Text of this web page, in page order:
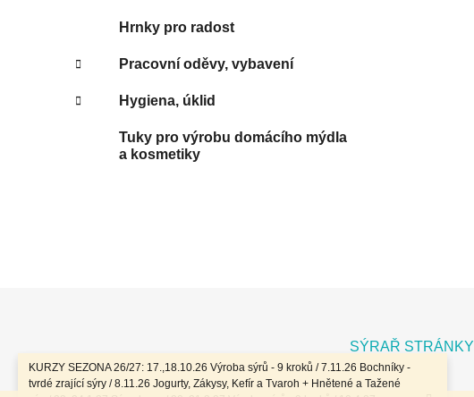
KURZY SEZONA 26/27: 17.,18.10.26 Výroba sýrů - 9 kroků / 7.11.26 Bochníky -
tvrdé zrající sýry / 8.11.26 Jogurty, Zákysy, Kefír a Tvaroh + Hnětené a Tažené
Hrnky pro radost
Pracovní oděvy, vybavení
Hygiena, úklid
Tuky pro výrobu domácího mýdla
a kosmetiky
a
SÝRAŘ STRÁNKY